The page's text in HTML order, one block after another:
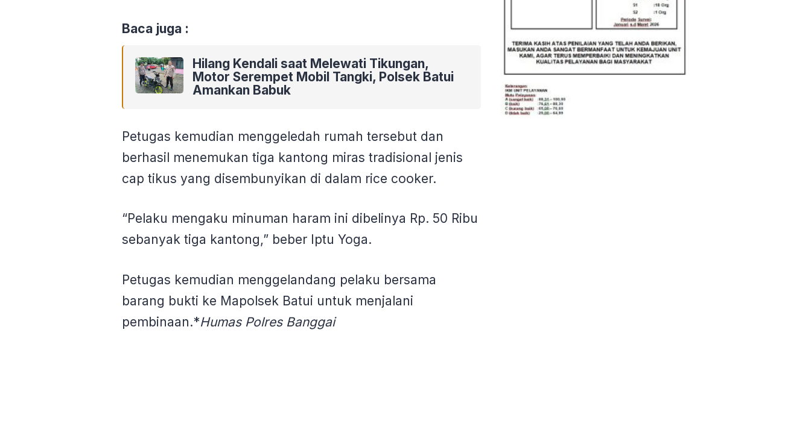
Baca juga :
Hilang Kendali saat Melewati Tikungan,
Motor Serempet Mobil Tangki, Polsek Batui
Amankan Babuk
Petugas kemudian menggeledah rumah tersebut dan
berhasil menemukan tiga kantong miras tradisional jenis
cap tikus yang disembunyikan di dalam rice cooker.
“Pelaku mengaku minuman haram ini dibelinya Rp. 50 Ribu
sebanyak tiga kantong,” beber Iptu Yoga.
Petugas kemudian menggelandang pelaku bersama
barang bukti ke Mapolsek Batui untuk menjalani
pembinaan.*Humas Polres Banggai